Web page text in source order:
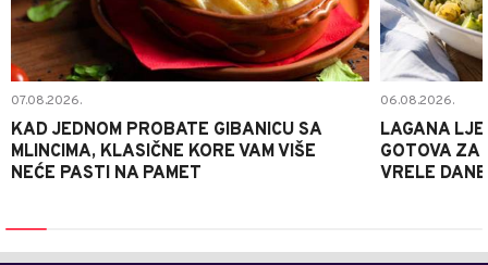
07.08.2026.
KAD JEDNOM PROBATE GIBANICU SA
MLINCIMA, KLASIČNE KORE VAM VIŠE
NEĆE PASTI NA PAMET
06.08.2026.
LAGANA
GOTOVA ZA
VRELE DANE